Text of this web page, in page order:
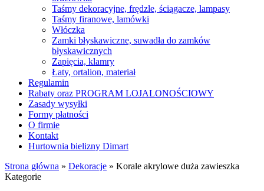
Taśmy dekoracyjne, frędzle, ściągacze, lampasy
Taśmy firanowe, lamówki
Włóczka
Zamki błyskawiczne, suwadła do zamków
błyskawicznych
Zapięcia, klamry
Łaty, ortalion, materiał
Regulamin
Rabaty oraz PROGRAM LOJALONOŚCIOWY
Zasady wysyłki
Formy płatności
O firmie
Kontakt
Hurtownia bielizny Dimart
Strona główna » Dekoracje » Korale akrylowe duża zawieszka
Kategorie